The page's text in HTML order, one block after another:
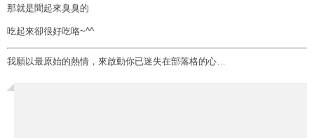
那就是聞起來臭臭的
吃起來卻很好吃咯~^^
我願以最原始的熱情，來啟動你已迷失在部落格的心…